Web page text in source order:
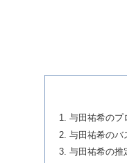
与田祐希のプ
与田祐希のバ
与田祐希の推